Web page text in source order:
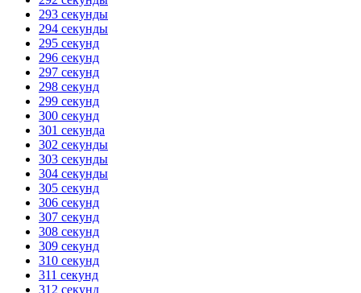
293 секунды
294 секунды
295 секунд
296 секунд
297 секунд
298 секунд
299 секунд
300 секунд
301 секунда
302 секунды
303 секунды
304 секунды
305 секунд
306 секунд
307 секунд
308 секунд
309 секунд
310 секунд
311 секунд
312 секунд